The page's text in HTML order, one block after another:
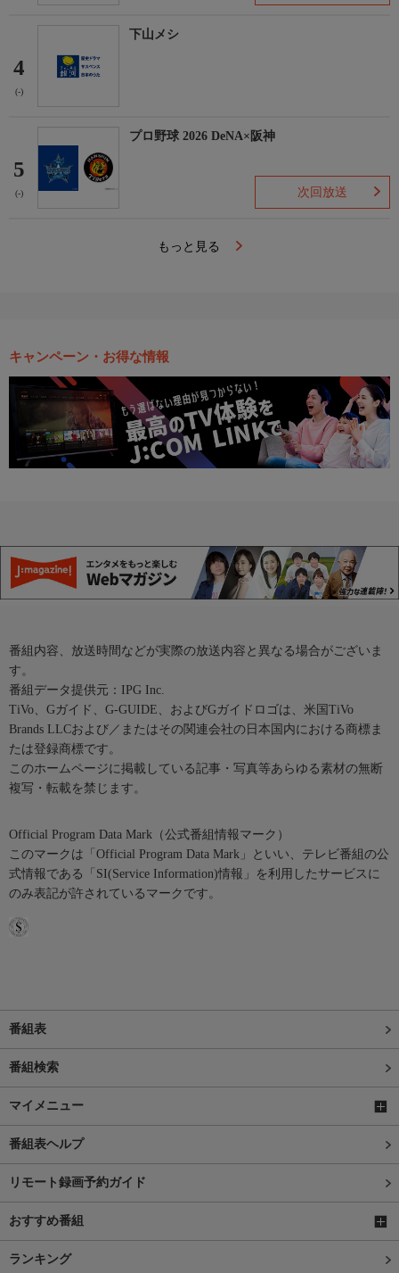
4
(-)
下山メシ
5
(-)
プロ野球 2026 DeNA×阪神
次回放送
もっと見る
キャンペーン・お得な情報
番組内容、放送時間などが実際の放送内容と異なる場合がございま
す。
番組データ提供元：IPG Inc.
TiVo、Gガイド、G-GUIDE、およびGガイドロゴは、米国TiVo
Brands LLCおよび／またはその関連会社の日本国内における商標ま
たは登録商標です。
このホームページに掲載している記事・写真等あらゆる素材の無断
複写・転載を禁じます。
Official Program Data Mark（公式番組情報マーク）
このマークは「Official Program Data Mark」といい、テレビ番組の公
式情報である「SI(Service Information)情報」を利用したサービスに
のみ表記が許されているマークです。
番組表
番組検索
マイメニュー
番組表ヘルプ
リモート録画予約ガイド
おすすめ番組
ランキング